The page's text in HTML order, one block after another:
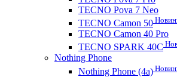
TECNO Pova 7 Neo
TECNO Camon 50
TECNO Camon 40 Pro
TECNO SPARK 40C
Nothing Phone
Nothing Phone (4a)